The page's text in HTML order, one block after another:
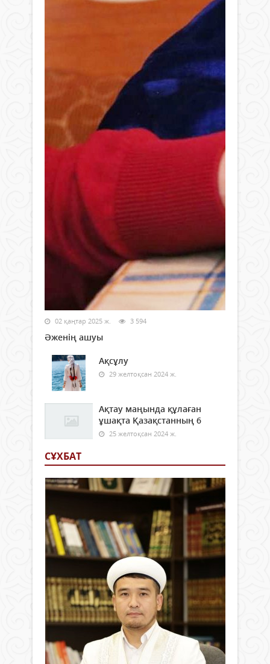
02 қаңтар 2025 ж. 3 594
Әженің ашуы
Ақсұлу
29 желтоқсан 2024 ж.
Ақтау маңында құлаған
ұшақта Қазақстанның 6
25 желтоқсан 2024 ж.
СҰХБАТ